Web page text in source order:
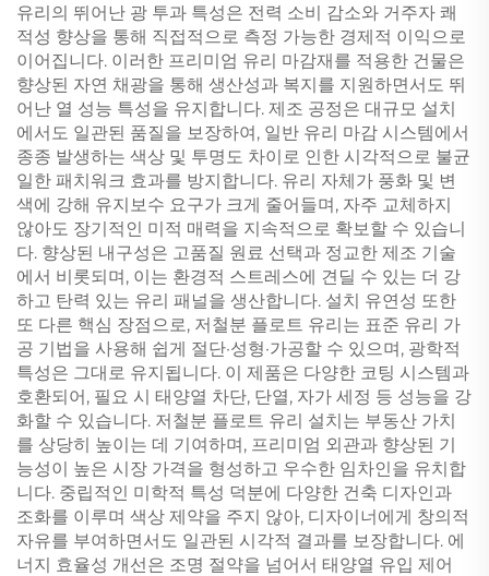
유리의 뛰어난 광 투과 특성은 전력 소비 감소와 거주자 쾌
적성 향상을 통해 직접적으로 측정 가능한 경제적 이익으로
이어집니다. 이러한 프리미엄 유리 마감재를 적용한 건물은
향상된 자연 채광을 통해 생산성과 복지를 지원하면서도 뛰
어난 열 성능 특성을 유지합니다. 제조 공정은 대규모 설치
에서도 일관된 품질을 보장하여, 일반 유리 마감 시스템에서
종종 발생하는 색상 및 투명도 차이로 인한 시각적으로 불균
일한 패치워크 효과를 방지합니다. 유리 자체가 풍화 및 변
색에 강해 유지보수 요구가 크게 줄어들며, 자주 교체하지
않아도 장기적인 미적 매력을 지속적으로 확보할 수 있습니
다. 향상된 내구성은 고품질 원료 선택과 정교한 제조 기술
에서 비롯되며, 이는 환경적 스트레스에 견딜 수 있는 더 강
하고 탄력 있는 유리 패널을 생산합니다. 설치 유연성 또한
또 다른 핵심 장점으로, 저철분 플로트 유리는 표준 유리 가
공 기법을 사용해 쉽게 절단·성형·가공할 수 있으며, 광학적
특성은 그대로 유지됩니다. 이 제품은 다양한 코팅 시스템과
호환되어, 필요 시 태양열 차단, 단열, 자가 세정 등 성능을 강
화할 수 있습니다. 저철분 플로트 유리 설치는 부동산 가치
를 상당히 높이는 데 기여하며, 프리미엄 외관과 향상된 기
능성이 높은 시장 가격을 형성하고 우수한 임차인을 유치합
니다. 중립적인 미학적 특성 덕분에 다양한 건축 디자인과
조화를 이루며 색상 제약을 주지 않아, 디자이너에게 창의적
자유를 부여하면서도 일관된 시각적 결과를 보장합니다. 에
너지 효율성 개선은 조명 절약을 넘어서 태양열 유입 제어